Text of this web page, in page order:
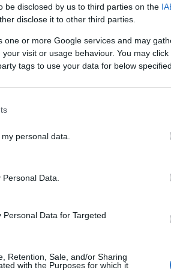
be disclosed by us to third parties on the
disclose it to other third parties.
one or more Google services and may
visit or usage behaviour. You may
tags to use your data for below
personal data.
Data.
Data for Targeted
Retention, Sale, and/or Sharing
with the Purposes for which it
cerca de seguir en el
|
la continuidad de Roberto
de los últimos movimientos y
|
parte del 11 ideal de la